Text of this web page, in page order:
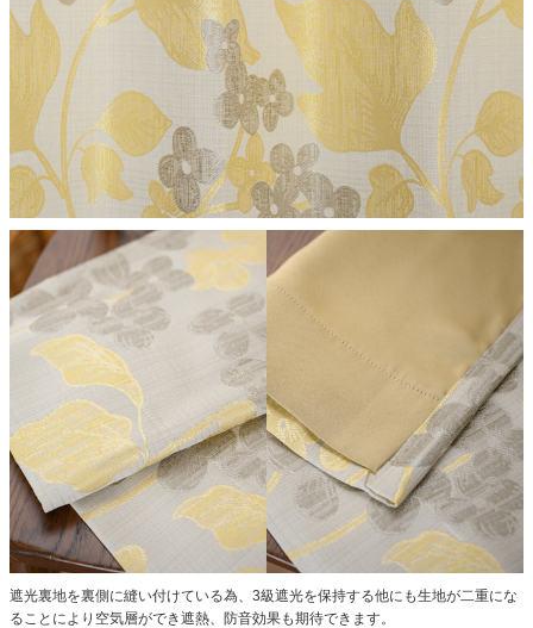
遮光裏地を裏側に縫い付けている為、3級遮光を保持する他にも生地が二重にな
ることにより空気層ができ遮熱、防音効果も期待できます。